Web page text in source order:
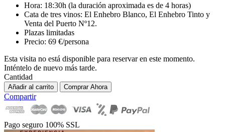
Hora: 18:30h (la duración aproximada es de 4 horas)
Cata de tres vinos: El Enhebro Blanco, El Enhebro Tinto y
Venta del Puerto Nº12.
Plazas limitadas
Precio: 69 €/persona
Esta visita no está disponible para reservar en este momento.
Inténtelo de nuevo más tarde.
Cantidad
Añadir al carrito Comprar Ahora
Compartir
Pago seguro 100% SSL